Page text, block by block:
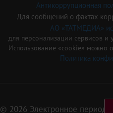
Антикоррупционная
Для сообщений о фактах
АО «ТАТМЕДИА»
для персонализации сервисов и
Использование «cookie» можно
Политика
© 2026 Электронное